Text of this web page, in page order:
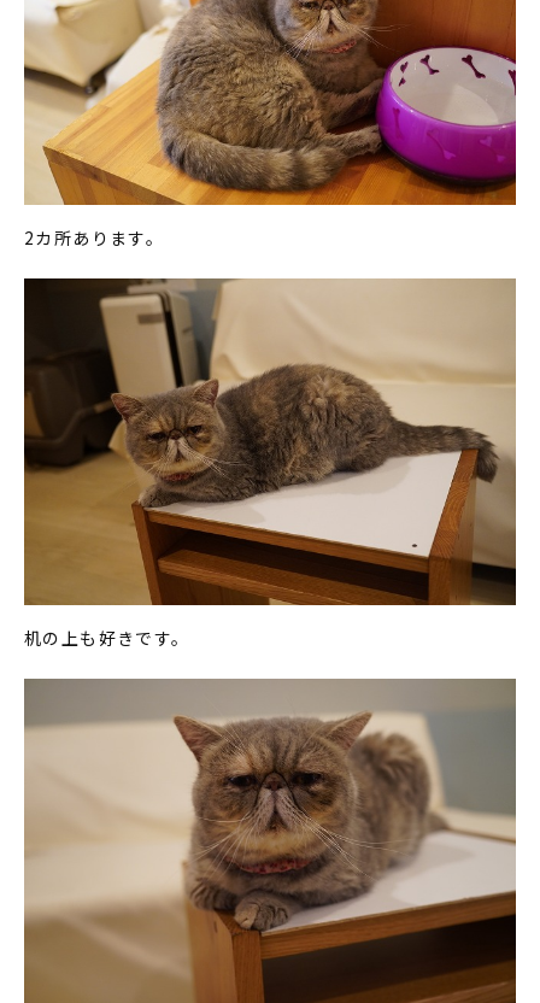
2カ所あります。
机の上も好きです。